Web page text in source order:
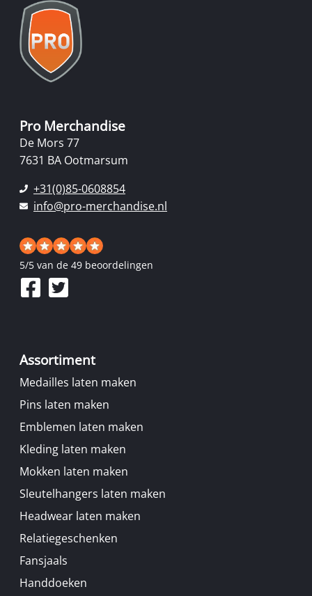
Pro Merchandise
De Mors 77
7631 BA Ootmarsum
+31(0)85-0608854
info@pro-merchandise.nl
5/5 van de 49 beoordelingen
Assortiment
Medailles laten maken
Pins laten maken
Emblemen laten maken
Kleding laten maken
Mokken laten maken
Sleutelhangers laten maken
Headwear laten maken
Relatiegeschenken
Fansjaals
Handdoeken